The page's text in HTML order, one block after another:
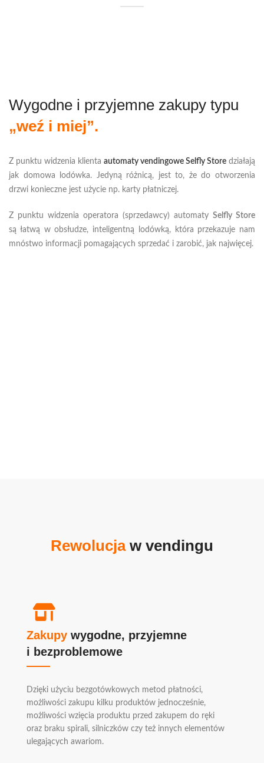
Wygodne i przyjemne zakupy typu
„weź i miej”.
Z punktu widzenia klienta automaty vendingowe Selfly Store działają
jak domowa lodówka. Jedyną różnicą, jest to, że do otworzenia
drzwi konieczne jest użycie np. karty płatniczej.
Z punktu widzenia operatora (sprzedawcy) automaty Selfly Store
są łatwą w obsłudze, inteligentną lodówką, która przekazuje nam
mnóstwo informacji pomagających sprzedać i zarobić, jak najwięcej.
Rewolucjaw vendingu
Zakupywygodne, przyjemne
i bezproblemowe
Dzięki użyciu bezgotówkowych metod płatności,
możliwości zakupu kilku produktów jednocześnie,
możliwości wzięcia produktu przed zakupem do ręki
oraz braku spirali, silniczków czy też innych elementów
ulegających awariom.